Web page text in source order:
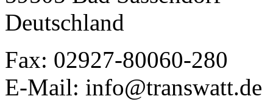
Deutschland
Fax: 02927-80060-280
E-Mail: info@transwatt.de